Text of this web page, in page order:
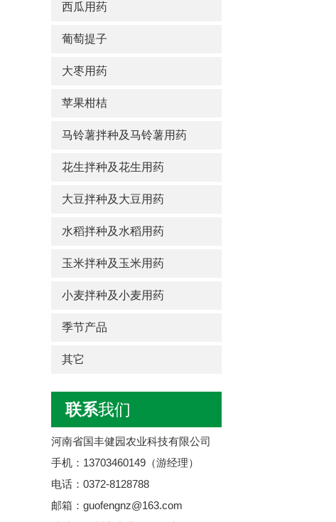
西瓜用药
葡萄提子
大枣用药
苹果柑桔
马铃薯拌种及马铃薯用药
花生拌种及花生用药
大豆拌种及大豆用药
水稻拌种及水稻用药
玉米拌种及玉米用药
小麦拌种及小麦用药
季节产品
其它
联系我们
河南省国丰健园农业科技有限公司
手机：13703460149（游经理）
电话：0372-8128788
邮箱：guofengnz@163.com